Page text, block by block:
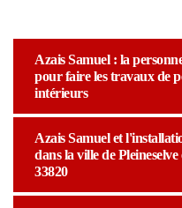
Azais Samuel : la
pour faire les travaux de
intérieurs
Azais Samuel et
dans la ville de Pleineselve
33820